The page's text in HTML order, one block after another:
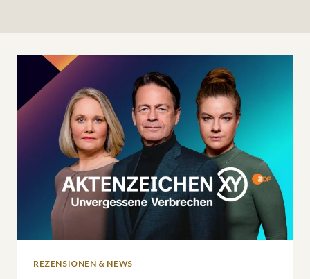
REZENSIONEN & NEWS